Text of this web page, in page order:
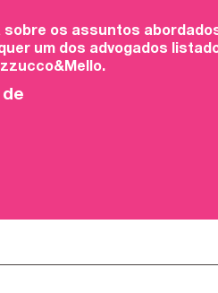
sobre os assuntos
um dos advogados